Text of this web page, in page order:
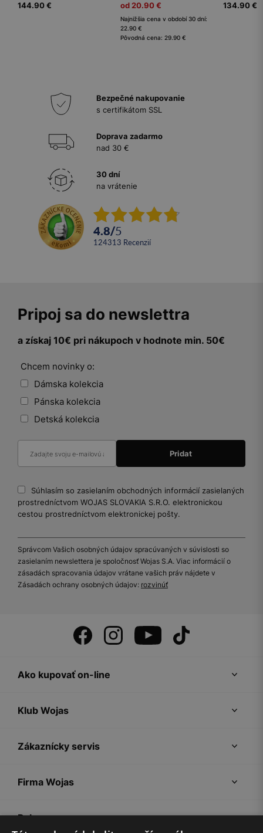
144.90 €
od 20.90 €
Najnižšia cena v období 30 dní:
22.90 €
Pôvodná cena: 29.90 €
134.90 €
Bezpečné nakupovanie
s certifikátom SSL
Doprava zadarmo
nad 30 €
30 dní
na vrátenie
4.8/5
124313 recenzií
Pripoj sa do newslettra
a získaj 10€ pri nákupoch v hodnote min. 50€
Chcem novinky o:
Dámska kolekcia
Pánska kolekcia
Detská kolekcia
Súhlasím so zasielaním obchodných informácií zasielaných
prostredníctvom WOJAS SLOVAKIA S.R.O. elektronickou
cestou prostredníctvom elektronickej pošty.
Správcom Vašich osobných údajov spracúvaných v súvislosti so
zasielaním newslettera je spoločnosť Wojas S.A. Viac informácií o
zásadách spracovania údajov vrátane vašich práv nájdete v
Zásadách ochrany osobných údajov: rozvinúť
Ako kupovať on-line
Klub Wojas
Zákaznícky servis
Firma Wojas
Pokyny